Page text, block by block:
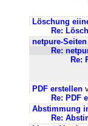
Löschung
Re:
netpure-
Re:
Re:
PDF erstellen
Re: PDF
Abstimmung
Re: